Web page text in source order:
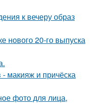
к вечеру образ
нового 20-го выпуска
макияж и причёска
фото для лица,